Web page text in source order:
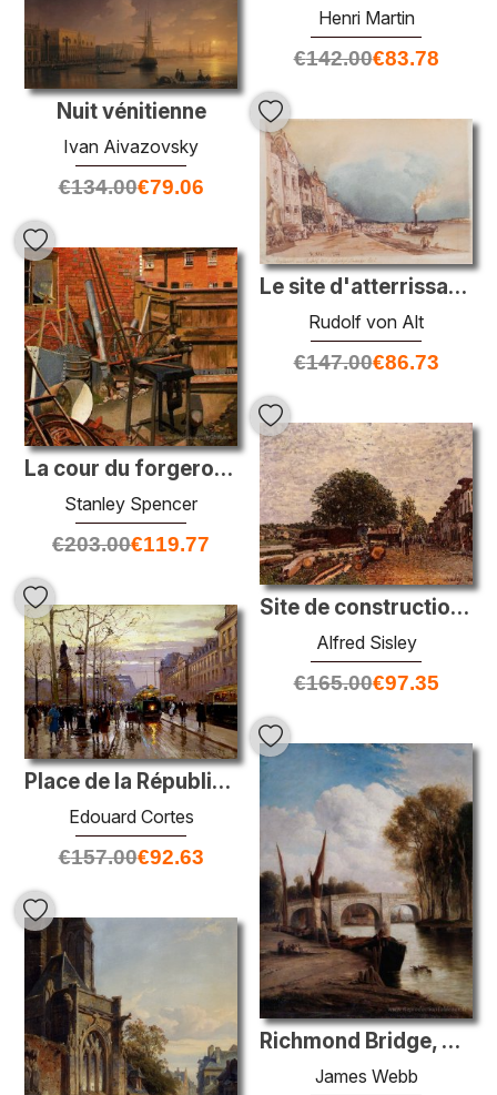
Henri Martin
€142.00€83.78
Nuit vénitienne
Ivan Aivazovsky
€134.00€79.06
Le site d'atterrissage à Stein an der Donau
Rudolf von Alt
€147.00€86.73
La cour du forgeron, Cookham
Stanley Spencer
€203.00€119.77
Site de construction à Saint Mammes
Alfred Sisley
€165.00€97.35
Place de la République
Edouard Cortes
€157.00€92.63
Richmond Bridge, Surrey
James Webb